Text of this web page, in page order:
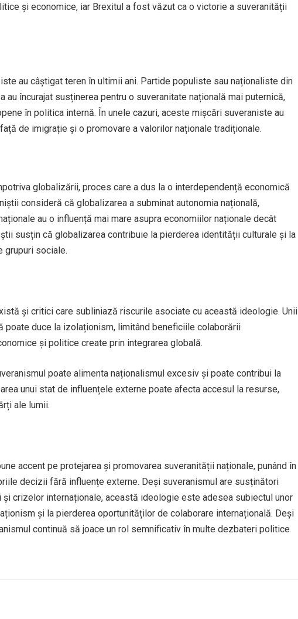
și economice, iar Brexitul a fost văzut ca o victorie a suveranității
au câștigat teren în ultimii ani. Partide populiste sau naționaliste din
au încurajat susținerea pentru o suveranitate națională mai puternică,
în politica internă. În unele cazuri, aceste mișcări suveraniste au
de imigrație și o promovare a valorilor naționale tradiționale.
globalizării, proces care a dus la o interdependență economică
consideră că globalizarea a subminat autonomia națională,
au o influență mai mare asupra economiilor naționale decât
susțin că globalizarea contribuie la pierderea identității culturale și la
grupuri sociale.
și critici care subliniază riscurile asociate cu această ideologie. Unii
poate duce la izolaționism, limitând beneficiile colaborării
și politice create prin integrarea globală.
poate alimenta naționalismul excesiv și poate contribui la
unui stat de influențele externe poate afecta accesul la resurse,
ale lumii.
accent pe protejarea și promovarea suveranității naționale, punând în
decizii fără influențe externe. Deși suveranismul are susținători
crizelor internaționale, această ideologie este adesea subiectul unor
și la pierderea oportunităților de colaborare internațională. Deși
continuă să joace un rol semnificativ în multe dezbateri politice